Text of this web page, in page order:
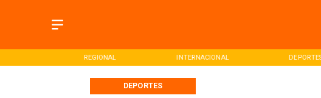
INTERNACIONAL DEPORTES CULTURA
DEPORTES